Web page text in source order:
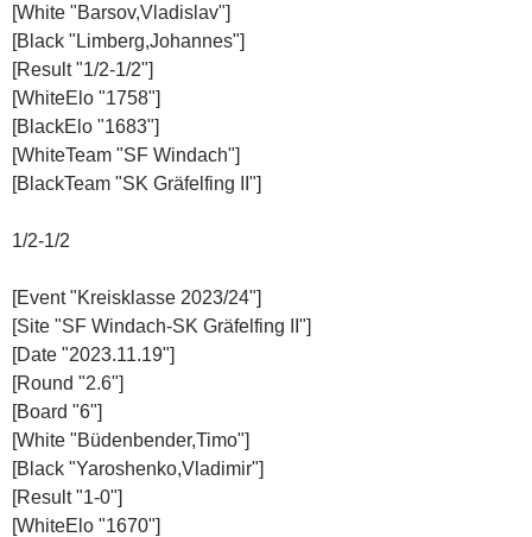
[White "Barsov,Vladislav"]
[Black "Limberg,Johannes"]
[Result "1/2-1/2"]
[WhiteElo "1758"]
[BlackElo "1683"]
[WhiteTeam "SF Windach"]
[BlackTeam "SK Gräfelfing II"]
1/2-1/2
[Event "Kreisklasse 2023/24"]
[Site "SF Windach-SK Gräfelfing II"]
[Date "2023.11.19"]
[Round "2.6"]
[Board "6"]
[White "Büdenbender,Timo"]
[Black "Yaroshenko,Vladimir"]
[Result "1-0"]
[WhiteElo "1670"]